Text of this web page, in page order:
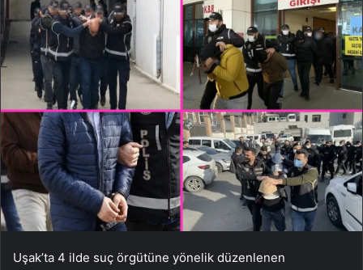
Uşak’ta 4 ilde suç örgütüne yönelik düzenlenen